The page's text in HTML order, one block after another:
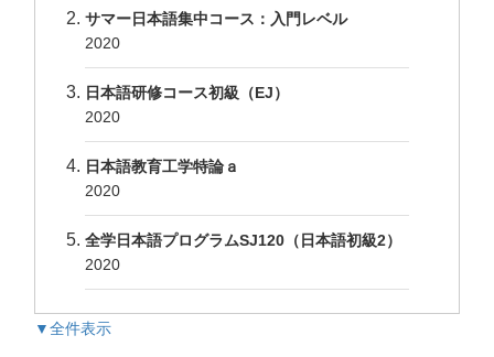
サマー日本語集中コース：入門レベル
2020
日本語研修コース初級（EJ）
2020
日本語教育工学特論ａ
2020
全学日本語プログラムSJ120（日本語初級2）
2020
▼全件表示